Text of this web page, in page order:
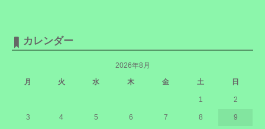
カレンダー
2026年8月
月
火 水 木 金 土 日
1 2
3 4 5 6 7 8 9